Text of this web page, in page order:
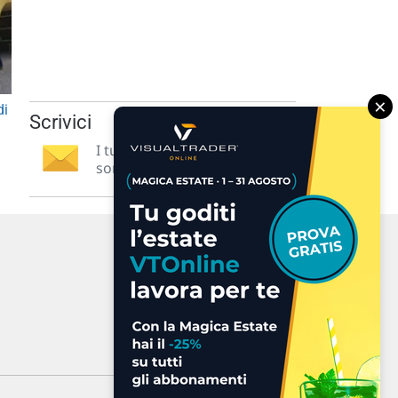
Scrivici
I tuoi suggerimenti per noi
sono preziosi e molto utili! »
×